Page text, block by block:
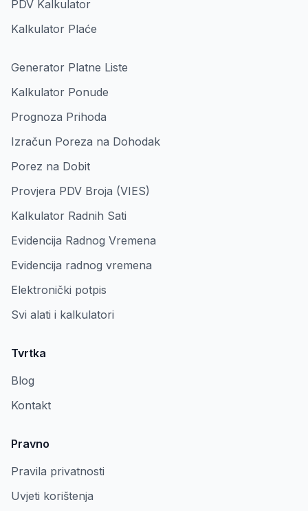
PDV Kalkulator
Kalkulator Plaće
Generator Platne Liste
Kalkulator Ponude
Prognoza Prihoda
Izračun Poreza na Dohodak
Porez na Dobit
Provjera PDV Broja (VIES)
Kalkulator Radnih Sati
Evidencija Radnog Vremena
Evidencija radnog vremena
Elektronički potpis
Svi alati i kalkulatori
Tvrtka
Blog
Kontakt
Pravno
Pravila privatnosti
Uvjeti korištenja